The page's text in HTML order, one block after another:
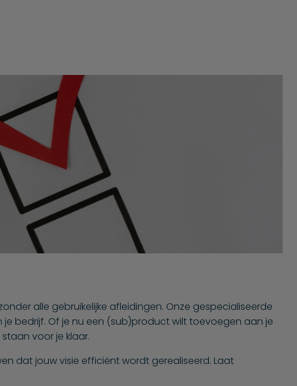
alle gebruikelijke afleidingen. Onze gespecialiseerde
bedrijf. Of je nu een (sub)product wilt toevoegen aan je
voor je klaar.
dat jouw visie efficiënt wordt gerealiseerd. Laat